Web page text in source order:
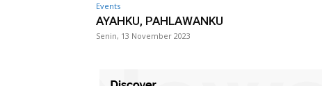
Events
AYAHKU, PAHLAWANKU
Senin, 13 November 2023